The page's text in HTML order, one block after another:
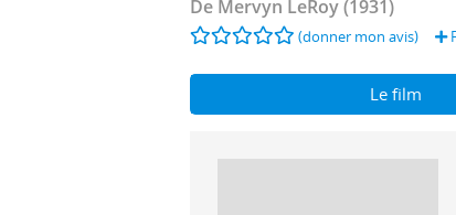
De Mervyn LeRoy(1931)
(donner mon avis)
Le film